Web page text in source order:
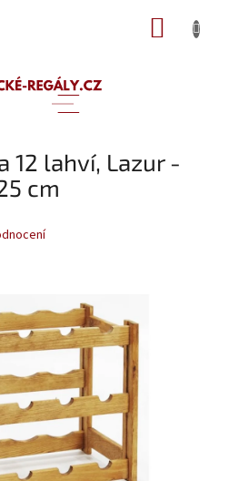
12 lahví, Lazur -
cm